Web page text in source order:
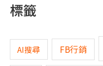
標籤
AI搜尋 FB行銷